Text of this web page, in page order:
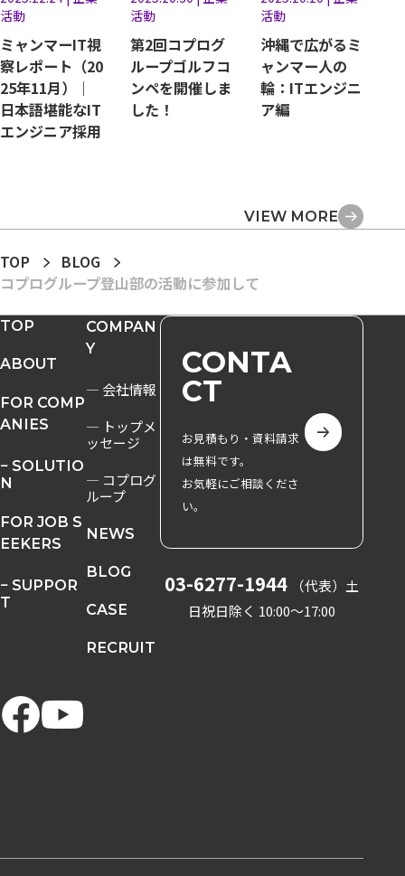
活動
ミャンマーIT視
察レポート（20
25年11月）｜
日本語堪能なIT
エンジニア採用
活動
第2回コプログ
ループゴルフコ
ンペを開催しま
した！
活動
沖縄で広がるミ
ャンマー人の
輪：ITエンジニ
ア編
VIEW MORE
TOP
BLOG
コプログループ登山部の活動に参加して
TOP
ABOUT
FOR COMP
ANIES
− SOLUTIO
N
FOR JOB S
EEKERS
− SUPPOR
T
COMPAN
Y
― 会社情報
― トップメ
ッセージ
― コプログ
ループ
NEWS
BLOG
CASE
RECRUIT
CONTA
CT
お見積もり・資料請求
は無料です。
お気軽にご相談くださ
い。
03-6277-1944 （代表） 土
日祝日除く 10:00〜17:00